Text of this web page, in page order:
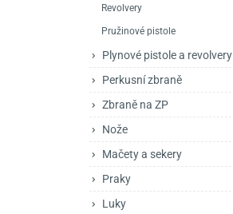
Luky
Kuše
Revolvery
Pružinové pistole
Plynové pistole a revolvery
Perkusní zbraně
Zbraně na ZP
Nože
Mačety a sekery
Praky
Luky